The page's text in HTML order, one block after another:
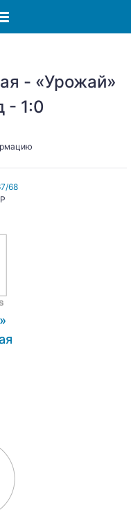
- «Урожай»
- 1:0
68